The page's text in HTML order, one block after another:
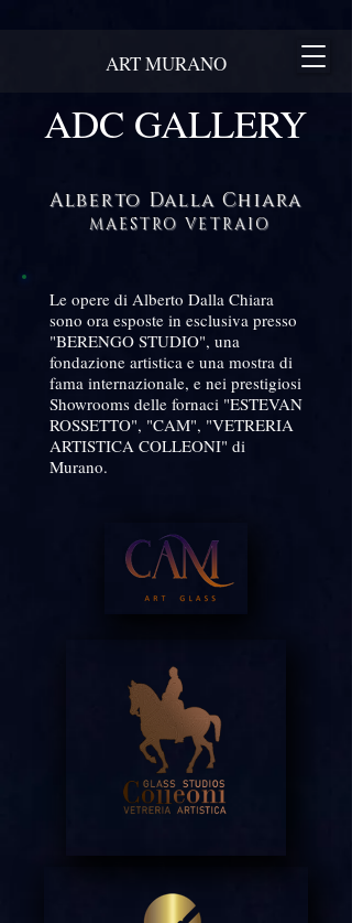
ADC GALLERY
ART MURANO
Alberto Dalla Chiara
MAESTRO VETRAIO
Le opere di Alberto Dalla Chiara
sono ora esposte in esclusiva presso
"BERENGO STUDIO", una
fondazione artistica e una mostra di
fama internazionale, e nei prestigiosi
Showrooms delle fornaci "ESTEVAN
ROSSETTO", "CAM", "VETRERIA
ARTISTICA COLLEONI" di
Murano.